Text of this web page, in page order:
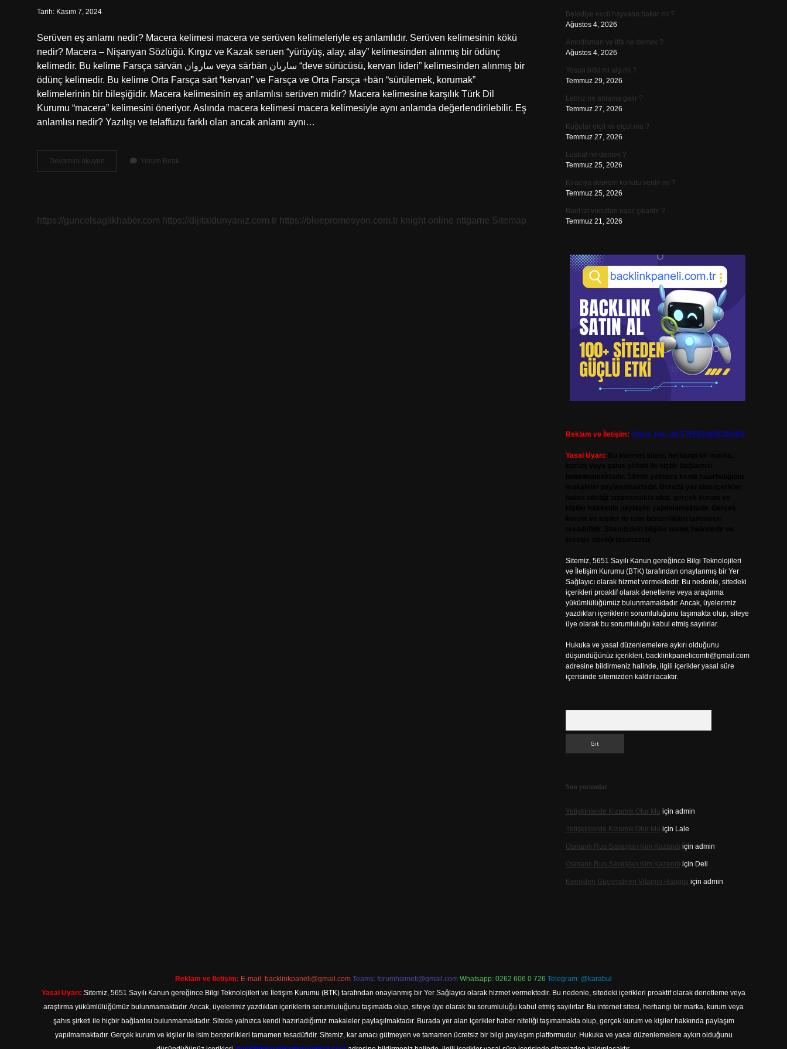
Tarih: Kasım 7, 2024
Serüven eş anlamı nedir? Macera kelimesi macera ve serüven kelimeleriyle eş anlamlıdır. Serüven kelimesinin kökü
nedir? Macera – Nişanyan Sözlüğü. Kırgız ve Kazak seruen “yürüyüş, alay, alay” kelimesinden alınmış bir ödünç
kelimedir. Bu kelime Farsça sārvān ساروان veya sārbān ساربان “deve sürücüsü, kervan lideri” kelimesinden alınmış bir
ödünç kelimedir. Bu kelime Orta Farsça sārt “kervan” ve Farsça ve Orta Farsça +bān “sürülemek, korumak”
kelimelerinin bir bileşiğidir. Macera kelimesinin eş anlamlısı serüven midir? Macera kelimesine karşılık Türk Dil
Kurumu “macera” kelimesini öneriyor. Aslında macera kelimesi macera kelimesiyle aynı anlamda değerlendirilebilir. Eş
anlamlısı nedir? Yazılışı ve telaffuzu farklı olan ancak anlamı aynı…
Devamını okuyun Serüven
Eş
Yorum Bırak
https://guncelsaglikhaber.com https://dijitaldunyaniz.com.tr https://bluepromosyon.com.tr knight online nttgame Sitemap
Belediye evcil hayvana bakar mı ?
Ağustos 4, 2026
Amortisman ve itfa ne demek ?
Ağustos 4, 2026
Yosun bitki mi alg mi ?
Temmuz 29, 2026
Lebriz ne anlama gelir ?
Temmuz 27, 2026
Kuğular etçil mi otçul mu ?
Temmuz 27, 2026
Lustral ne demek ?
Temmuz 25, 2026
Kiracıya deprem konutu verilir mi ?
Temmuz 25, 2026
Bant izi vücuttan nasıl çıkarılır ?
Temmuz 21, 2026
Reklam ve İletişim: Skype: live:.cid.575569c608265c69
Yasal Uyarı:
Sitemiz, 5651 Sayılı Kanun gereğince Bilgi Teknolojileri
ve İletişim Kurumu (BTK) tarafından onaylanmış bir Yer
Sağlayıcı olarak hizmet vermektedir. Bu nedenle, sitedeki
içerikleri proaktif olarak denetleme veya araştırma
yükümlülüğümüz bulunmamaktadır. Ancak, üyelerimiz
yazdıkları içeriklerin sorumluluğunu taşımakta olup, siteye
üye olarak bu sorumluluğu kabul etmiş sayılırlar.
Hukuka ve yasal düzenlemelere aykırı olduğunu
düşündüğünüz içerikleri, backlinkpanelicomtr@gmail.com
adresine bildirmeniz halinde, ilgili içerikler yasal süre
içerisinde sitemizden kaldırılacaktır.
Son yorumlar
Yetişkinlerde Kızamık Olur Mu için admin
Yetişkinlerde Kızamık Olur Mu için Lale
Osmanlı Rus Savaşları Kim Kazandı için admin
Osmanlı Rus Savaşları Kim Kazandı için Deli
Kemikleri Güçlendiren Vitamin Hangisi için admin
Reklam ve İletişim: E-mail: backlinkpaneli@gmail.com Teams: forumhizmeti@gmail.com Whatsapp: 0262 606 0 726 Telegram: @karabul
Yasal Uyarı: Sitemiz, 5651 Sayılı Kanun gereğince Bilgi Teknolojileri ve İletişim Kurumu (BTK) tarafından onaylanmış bir Yer Sağlayıcı olarak hizmet vermektedir. Bu nedenle, sitedeki içerikleri proaktif olarak denetleme veya
araştırma yükümlülüğümüz bulunmamaktadır. Ancak, üyelerimiz yazdıkları içeriklerin sorumluluğunu taşımakta olup, siteye üye olarak bu sorumluluğu kabul etmiş sayılırlar. Bu internet sitesi, herhangi bir marka, kurum veya
şahıs şirketi ile hiçbir bağlantısı bulunmamaktadır. Sitede yalnızca kendi hazırladığımız makaleler paylaşılmaktadır. Burada yer alan içerikler haber niteliği taşımamakta olup, gerçek kurum ve kişiler hakkında paylaşım
yapılmamaktadır. Gerçek kurum ve kişiler ile isim benzerlikleri tamamen tesadüfidir. Sitemiz, kar amacı gütmeyen ve tamamen ücretsiz bir bilgi paylaşım platformudur. Hukuka ve yasal düzenlemelere aykırı olduğunu